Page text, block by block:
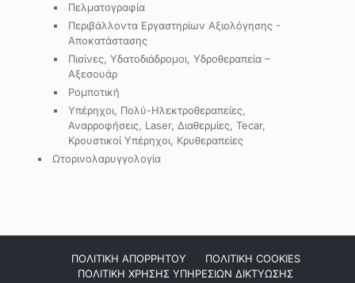
Πελματογραφία
Περιβάλλοντα Εργαστηρίων Αξιολόγησης -
Αποκατάστασης
Πισίνες, Υδατοδιάδρομοι, Υδροθεραπεία –
Αξεσουάρ
Ρομποτική
Υπέρηχοι, Πολύ-Ηλεκτροθεραπείες,
Αναρροφήσεις, Laser, Διαθερμίες, Tecar,
Κρουστικοί Υπέρηχοι, Κρυθεραπείες
Ωτορινολαρυγγολογία
ΠΟΛΙΤΙΚΗ ΑΠΟΡΡΗΤΟΥ
ΠΟΛΙΤΙΚΗ COOKIES
ΠΟΛΙΤΙΚΗ ΧΡΗΣΗΣ ΥΠΗΡΕΣΙΩΝ ΔΙΚΤΥΩΣΗΣ